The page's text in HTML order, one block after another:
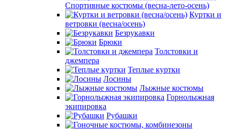
Спортивные костюмы (весна-лето-осень)
Куртки и
ветровки (весна/осень)
Безрукавки
Брюки
Толстовки и
джемпера
Теплые куртки
Лосины
Лыжные костюмы
Горнолыжная
экипировка
Рубашки